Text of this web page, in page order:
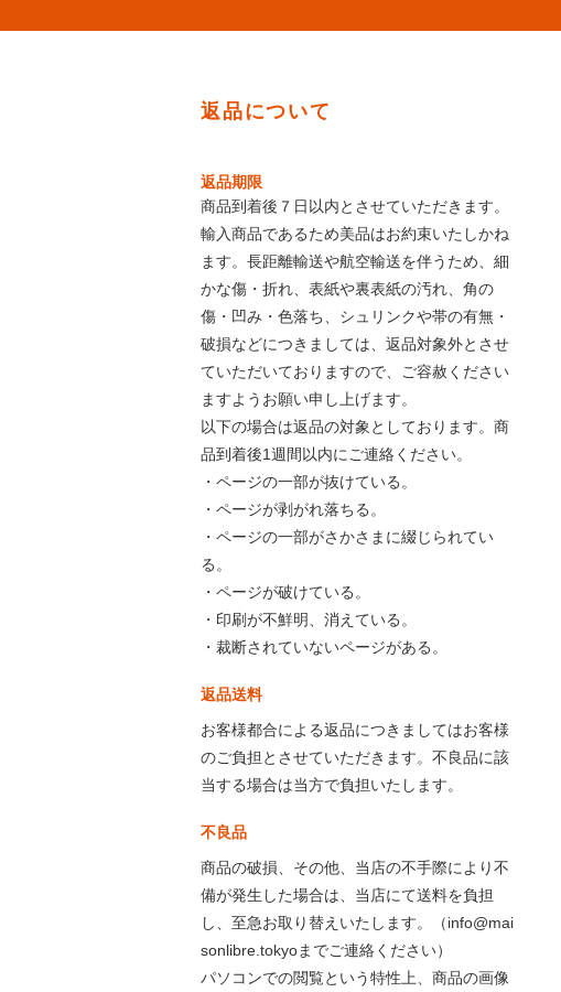
返品について
返品期限
商品到着後７日以内とさせていただきます。
輸入商品であるため美品はお約束いたしかね
ます。長距離輸送や航空輸送を伴うため、細
かな傷・折れ、表紙や裏表紙の汚れ、角の
傷・凹み・色落ち、シュリンクや帯の有無・
破損などにつきましては、返品対象外とさせ
ていただいておりますので、ご容赦ください
ますようお願い申し上げます。
以下の場合は返品の対象としております。商
品到着後1週間以内にご連絡ください。
・ページの一部が抜けている。
・ページが剥がれ落ちる。
・ページの一部がさかさまに綴じられてい
る。
・ページが破けている。
・印刷が不鮮明、消えている。
・裁断されていないページがある。
返品送料
お客様都合による返品につきましてはお客様
のご負担とさせていただきます。不良品に該
当する場合は当方で負担いたします。
不良品
商品の破損、その他、当店の不手際により不
備が発生した場合は、当店にて送料を負担
し、至急お取り替えいたします。（info@mai
sonlibre.tokyoまでご連絡ください）
パソコンでの閲覧という特性上、商品の画像